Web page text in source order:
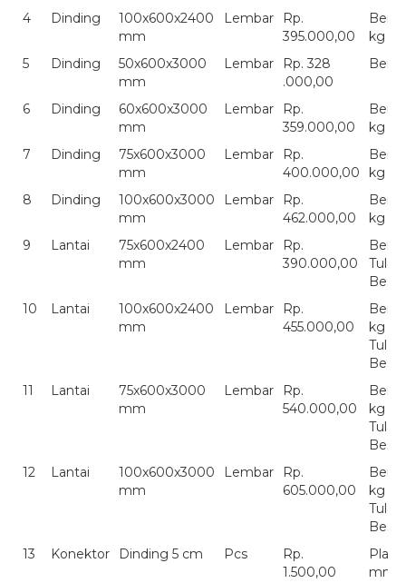
4 Dinding
100x600x2400
mm
Lembar
Rp.
395.000,00
kg
5
Dinding
50x600x3000
mm
Lembar
Rp. 328
.000,00
6 Dinding
60x600x3000
mm
Lembar
Rp.
359.000,00
kg
7
Dinding
75x600x3000
mm
Lembar
Rp.
400.000,00
kg
8
Dinding
100x600x3000
mm
Lembar
Rp.
462.000,00
Berat
kg
9
Lantai
75x600x2400
mm
Lembar
Rp.
390.000,00
Besi
10
Lantai
100x600x2400
mm
Lembar
Rp.
455.000,00
kg
Besi
11
Lantai
75x600x3000
mm
Lembar
Rp.
540.000,00
kg
Besi
12
Lantai
100x600x3000
mm
Lembar
Rp.
605.000,00
Berat
kg
Besi
13
Konektor Dinding 5 cm Pcs
Rp.
1.500,00
mm